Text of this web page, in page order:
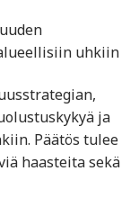
uhkiin
ja
Päätös tulee
haasteita sekä